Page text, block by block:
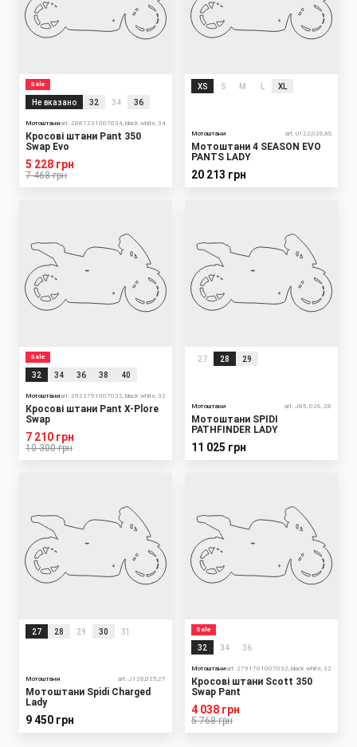
Sale
Не вказано 32 34 36
Мотоштаниart. 2887231007034, black white, 34
Кросові штани Pant 350
Swap Evo
7 468 грн
5 228 грн
XS S M XL
Мотоштани art. U122,026,XS
Мотоштани 4 SEASON EVO
PANTS LADY
20 213 грн
Sale
32 34 36 38 40
Мотоштаниart. 2923791007032, black white, 32
Кросові штани Pant X-Plore
Swap
10 300 грн
7 210 грн
27 28 29
Мотоштани art. J85, 026, 28
Мотоштани SPIDI
PATHFINDER LADY
11 025 грн
27 28 29 30 31
Мотоштани art. J128,025,27
Мотоштани Spidi Charged
Lady
9 450 грн
Sale
32 34 36
Мотоштаниart. 2791701007032, black white, 32
Кросові штани Scott 350
Swap Pant
5 768 грн
4 038 грн